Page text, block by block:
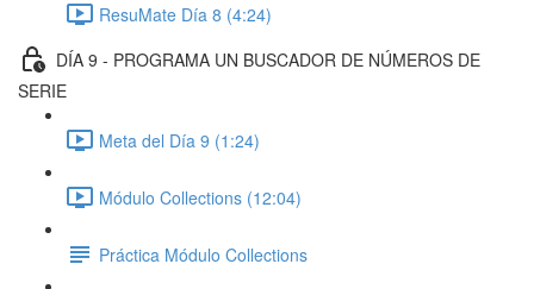
ResuMate Día 8 (4:24)
DÍA 9 - PROGRAMA UN BUSCADOR DE NÚMEROS DE
SERIE
Meta del Día 9 (1:24)
Módulo Collections (12:04)
Práctica Módulo Collections